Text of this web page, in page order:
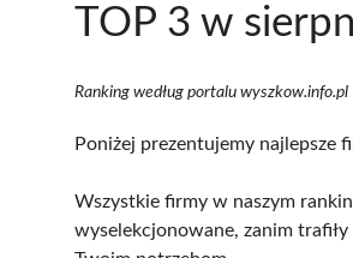
TOP 3 w
Ranking według portalu wyszkow.info.pl
Poniżej prezentujemy najlepsze
Wszystkie firmy w naszym
wyselekcjonowane, zanim